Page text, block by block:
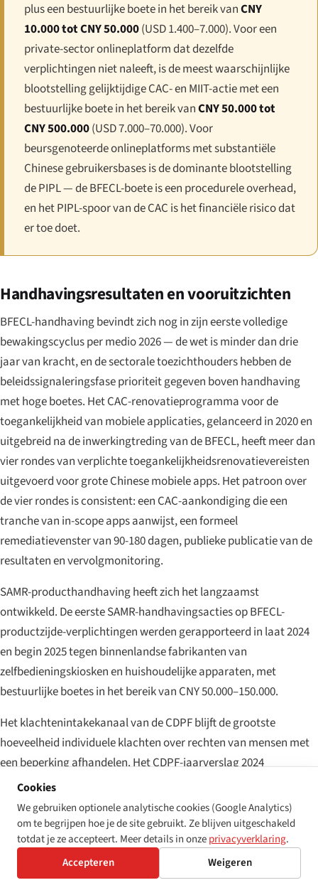
plus een bestuurlijke boete in het bereik vanCNY
10.000 tot CNY 50.000(USD 1.400–7.000). Voor een
private-sector onlineplatform dat dezelfde
verplichtingen niet naleeft, is de meest waarschijnlijke
blootstelling gelijktijdige CAC- en MIIT-actie met een
bestuurlijke boete in het bereik vanCNY 50.000 tot
CNY 500.000(USD 7.000–70.000). Voor
beursgenoteerde onlineplatforms met substantiële
Chinese gebruikersbases is de dominante blootstelling
de PIPL — de BFECL-boete is een procedurele overhead,
en het PIPL-spoor van de CAC is het financiële risico dat
er toe doet.
Handhavingsresultaten en vooruitzichten
BFECL-handhaving bevindt zich nog in zijn eerste volledige
bewakingscyclus per medio 2026 — de wet is minder dan drie
jaar van kracht, en de sectorale toezichthouders hebben de
beleidssignaleringsfase prioriteit gegeven boven handhaving
met hoge boetes. Het CAC-renovatieprogramma voor de
toegankelijkheid van mobiele applicaties, gelanceerd in 2020 en
uitgebreid na de inwerkingtreding van de BFECL, heeft meer dan
vier rondes van verplichte toegankelijkheidsrenovatievereisten
uitgevoerd voor grote Chinese mobiele apps. Het patroon over
de vier rondes is consistent: een CAC-aankondiging die een
tranche van in-scope apps aanwijst, een formeel
remediatievenster van 90-180 dagen, publieke publicatie van de
resultaten en vervolgmonitoring.
SAMR-producthandhaving heeft zich het langzaamst
ontwikkeld. De eerste SAMR-handhavingsacties op BFECL-
productzijde-verplichtingen werden gerapporteerd in laat 2024
en begin 2025 tegen binnenlandse fabrikanten van
zelfbedieningskiosken en huishoudelijke apparaten, met
bestuurlijke boetes in het bereik van CNY 50.000–150.000.
Het klachtenintakekanaal van de CDPF blijft de grootste
hoeveelheid individuele klachten over rechten van mensen met
een beperking afhandelen. Het CDPF-jaarverslag 2024
vermeldde meer dan 1,2 miljoen individueel afgehandelde
klachten over het verticale netwerk van de federatie.
Wat er in 2026–27 op het programma staat
Drie concrete ontwikkelingen om in de gaten te houden. Ten
Cookies
We gebruiken optionele analytische cookies (Google Analytics)
om te begrijpen hoe je de site gebruikt. Ze blijven uitgeschakeld
totdat je ze accepteert. Meer details in onzeprivacyverklaring.
Accepteren
Weigeren